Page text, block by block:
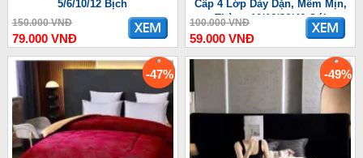
5/6/10/12 Bịch
150.000 VNĐ
79.000 VNĐ
Cấp 4 Lớp Dày Dặn, Mềm Mịn,
Thùng 10/16/36/46 Gói
100.000 VNĐ
59.000 VNĐ
-47% -49%